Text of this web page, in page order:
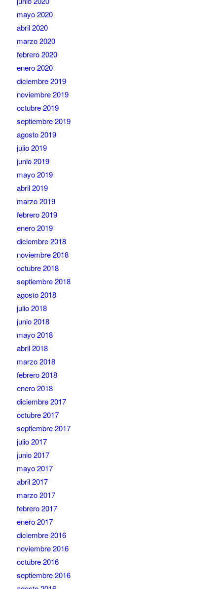
mayo 2020
abril 2020
marzo 2020
febrero 2020
enero 2020
diciembre 2019
noviembre 2019
octubre 2019
septiembre 2019
agosto 2019
julio 2019
junio 2019
mayo 2019
abril 2019
marzo 2019
febrero 2019
enero 2019
diciembre 2018
noviembre 2018
octubre 2018
septiembre 2018
agosto 2018
julio 2018
junio 2018
mayo 2018
abril 2018
marzo 2018
febrero 2018
enero 2018
diciembre 2017
octubre 2017
septiembre 2017
julio 2017
junio 2017
mayo 2017
abril 2017
marzo 2017
febrero 2017
enero 2017
diciembre 2016
noviembre 2016
octubre 2016
septiembre 2016